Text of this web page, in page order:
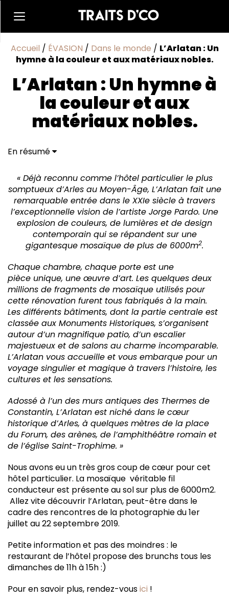
Accueil / ÉVASION / Dans le monde / L’Arlatan : Un
hymne à la couleur et aux matériaux nobles.
L’Arlatan : Un hymne à
la couleur et aux
matériaux nobles.
En résumé
« Déjà reconnu comme l’hôtel particulier le plus
somptueux d’Arles au Moyen-Âge, L’Arlatan fait une
remarquable entrée dans le XXIe siècle à travers
l’exceptionnelle vision de l’artiste Jorge Pardo. Une
explosion de couleurs, de lumières et de design
contemporain qui se répandent sur une
gigantesque mosaïque de plus de 6000m2.
Chaque chambre, chaque porte est une
pièce unique, une œuvre d’art. Les quelques deux
millions de fragments de mosaïque utilisés pour
cette rénovation furent tous fabriqués à la main.
Les différents bâtiments, dont la partie centrale est
classée aux Monuments Historiques, s’organisent
autour d’un magnifique patio, d’un escalier
majestueux et de salons au charme incomparable.
L’Arlatan vous accueille et vous embarque pour un
voyage singulier et magique à travers l’histoire, les
cultures et les sensations.
Adossé à l’un des murs antiques des Thermes de
Constantin, L’Arlatan est niché dans le cœur
historique d’Arles, à quelques mètres de la place
du Forum, des arènes, de l’amphithéâtre romain et
de l’église Saint-Trophime. »
Nous avons eu un très gros coup de cœur pour cet
hôtel particulier. La mosaïque véritable fil
conducteur est présente au sol sur plus de 6000m2.
Allez vite découvrir l’Arlatan, peut-être dans le
cadre des rencontres de la photographie du 1er
juillet au 22 septembre 2019.
Petite information et pas des moindres : le
restaurant de l’hôtel propose des brunchs tous les
dimanches de 11h à 15h :)
Pour en savoir plus, rendez-vousici !